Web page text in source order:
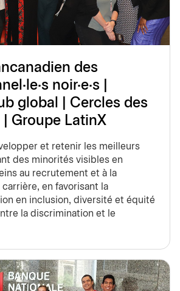
des
noir·e·s |
global | Cercles des
Groupe LatinX
et retenir les meilleurs
des minorités visibles en
au recrutement et à la
en favorisant la
en inclusion, diversité et équité
la discrimination et le